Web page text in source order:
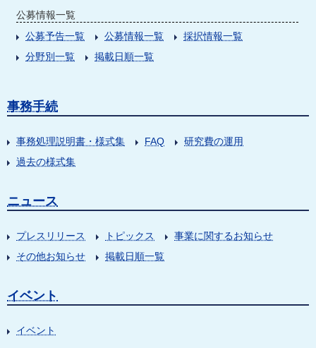
公募情報一覧
公募予告一覧
公募情報一覧
採択情報一覧
分野別一覧
掲載日順一覧
事務手続
事務処理説明書・様式集 FAQ
研究費の運用
過去の様式集
ニュース
プレスリリース トピックス
事業に関するお知らせ
その他お知らせ
掲載日順一覧
イベント
イベント